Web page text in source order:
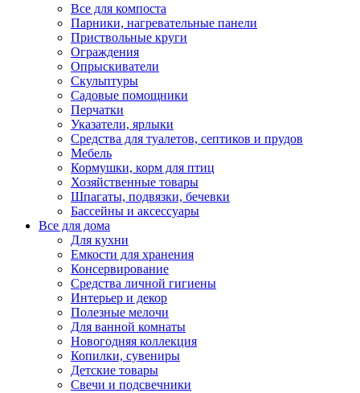
Все для компоста
Парники, нагревательные панели
Приствольные круги
Ограждения
Опрыскиватели
Скульптуры
Садовые помощники
Перчатки
Указатели, ярлыки
Средства для туалетов, септиков и прудов
Мебель
Кормушки, корм для птиц
Хозяйственные товары
Шпагаты, подвязки, бечевки
Бассейны и аксессуары
Все для дома
Для кухни
Емкости для хранения
Консервирование
Средства личной гигиены
Интерьер и декор
Полезные мелочи
Для ванной комнаты
Новогодняя коллекция
Копилки, сувениры
Детские товары
Свечи и подсвечники